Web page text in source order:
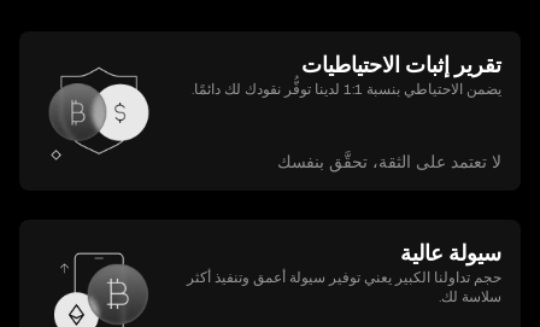
تقرير إثبات الاحتياطيات
يضمن الاحتياطي بنسبة 1:1 لدينا توفُّر نقودك لك دائمًا.
لا تعتمد على الثقة، تحقَّق بنفسك
سيولة عالية
حجم تداولنا الكبير يعني توفير سيولة أعمق وتنفيذ أكثر
سلاسة لك.